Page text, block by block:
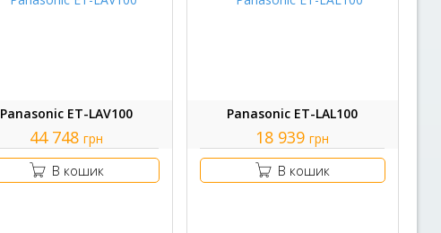
Panasonic ET-LAV100
44 748грн
В кошик
Panasonic ET-LAL100
18 939грн
В кошик